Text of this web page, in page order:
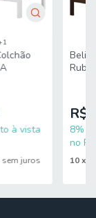
à vista
sem juros
Rubi
8%
no Pix
10x